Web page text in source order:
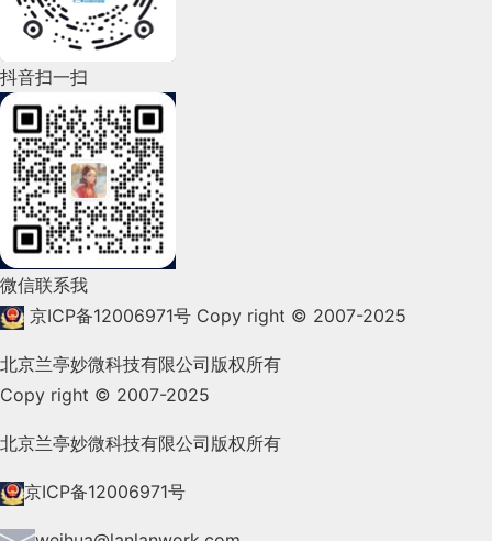
2022年5月(143)
2022年4月(86)
2022年3月(119)
2022年2月(53)
2022年1月(99)
2021年12月(105)
2021年9月(153)
2021年8月(147)
2021年7月(149)
2021年6月(157)
抖音扫一扫
微信联系我
京ICP备12006971号 Copy right © 2007-2025
北京兰亭妙微科技有限公司版权所有
Copy right © 2007-2025
北京兰亭妙微科技有限公司版权所有
京ICP备12006971号